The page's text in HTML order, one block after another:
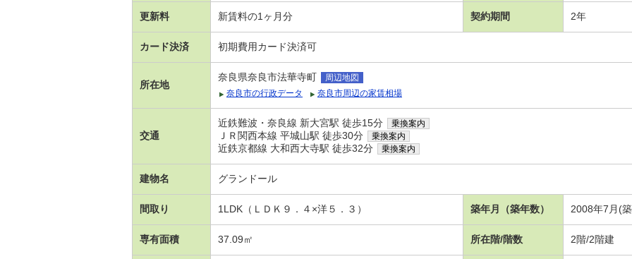
更新料 新賃料の1ヶ月分 契約期間 2年
カード決済 初期費用カード決済可
所在地
奈良県奈良市法華寺町
周辺地図
奈良市の行政データ
奈良市周辺の家賃相場
交通
近鉄難波・奈良線 新大宮駅 徒歩15分 乗換案内
ＪＲ関西本線 平城山駅 徒歩30分 乗換案内
近鉄京都線 大和西大寺駅 徒歩32分 乗換案内
建物名 グランドール
間取り 1LDK（ＬＤＫ９．４×洋５．３） 築年月（築年数） 2008年7月(
専有面積 37.09㎡ 所在階/階数 2階/2階建